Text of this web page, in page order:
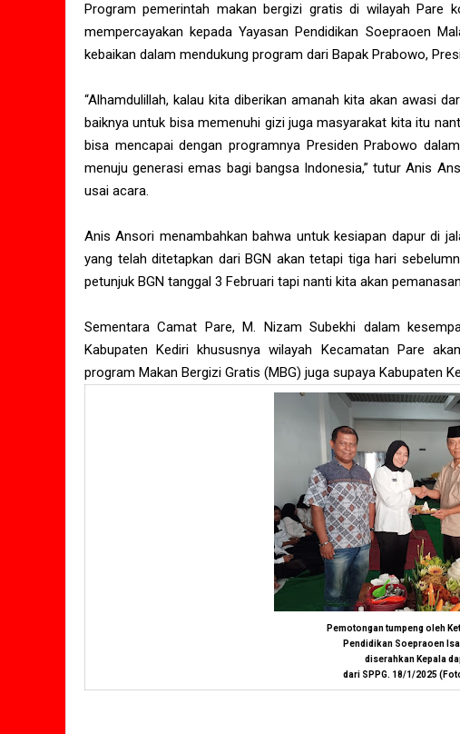
Program pemerintah makan bergizi gratis di wilayah
mempercayakan kepada Yayasan Pendidikan Soepraoen
kebaikan dalam mendukung program dari Bapak Prabowo,
“Alhamdulillah, kalau kita diberikan amanah kita akan awasi
baiknya untuk bisa memenuhi gizi juga masyarakat kita itu
bisa mencapai dengan programnya Presiden Prabowo
menuju generasi emas bagi bangsa Indonesia,” tutur Anis
usai acara.
Anis Ansori menambahkan bahwa untuk kesiapan dapur di
yang telah ditetapkan dari BGN akan tetapi tiga hari
petunjuk BGN tanggal 3 Februari tapi nanti kita akan
Sementara Camat Pare, M. Nizam Subekhi dalam
Kabupaten Kediri khususnya wilayah Kecamatan Pare
program Makan Bergizi Gratis (MBG) juga supaya Kabupaten
Pemotongan tumpeng oleh
Pendidikan Soepraoen
diserahkan Kepala
dari SPPG. 18/1/2025